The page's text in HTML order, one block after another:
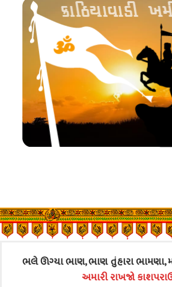
ભલે ઊગ્યા ભાણ, ભાણ તુંહારા
અમારી રાખજો